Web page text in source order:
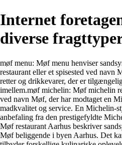
Internet
diverse
møf menu: Møf menu henviser
restaurant eller et spisested ved
retter og drikkevarer, der er
imellem.møf michelin: Møf michelin
ved navn Møf, der har modtaget en
madkvalitet og service. En Michelin-
anbefaling fra den prestigefyldte
Møf restaurant Aarhus beskriver
Møf beliggende i byen Aarhus. Det